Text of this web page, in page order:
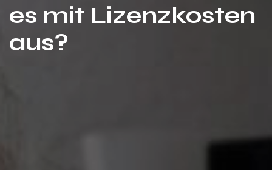
es mit Lizenzkosten
aus?